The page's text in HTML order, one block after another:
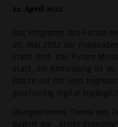
12. April 2022
Das Programm des Future
20. Mai 2022 der
steht fest. Das Future
statt, die Anmeldung ist ab
Plätze vor Ort sind
gleichzeitig digital
Übergreifendes Thema des
Begriff der „Artist